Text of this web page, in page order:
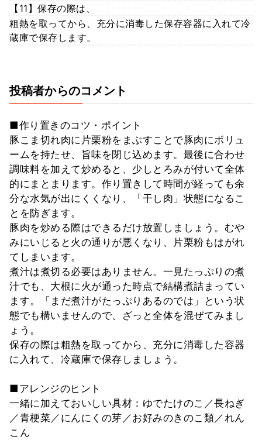
【11】保存の際は、
粗熱を取ってから、充分に消毒した保存容器に入れて冷
蔵庫で保存します。
投稿者からのコメント
■作り置きのコツ・ポイント
豚こま切れ肉に片栗粉をまぶすことで豚肉にボリュ
ームを持たせ、旨味を閉じ込めます。最後に合わせ
調味料を加えて炒めると、少しとろみが付いて全体
的にまとまります。作り置きして時間が経っても余
分な水気が出にくくなり、「干し肉」状態になるこ
とを防ぎます。
豚肉を炒める際はできるだけ放置しましょう。むや
みにいじると火の通りが悪くなり、片栗粉もはがれ
てしまいます。
煮汁は煮切る必要はありません。一見たっぷりの煮
汁でも、大根に火が通った時点で結構煮詰まってい
ます。「まだ煮汁がたっぷりあるのでは」という状
態でも構いませんので、ざっと全体を混ぜてみまし
ょう。
保存の際は粗熱を取ってから、充分に消毒した容器
に入れて、冷蔵庫で保存しましょう。
■アレンジのヒント
一緒に加えておいしい具材：ゆでたけのこ／長ねぎ
／青梗菜／にんにくの芽／お好みのきのこ類／れん
こん